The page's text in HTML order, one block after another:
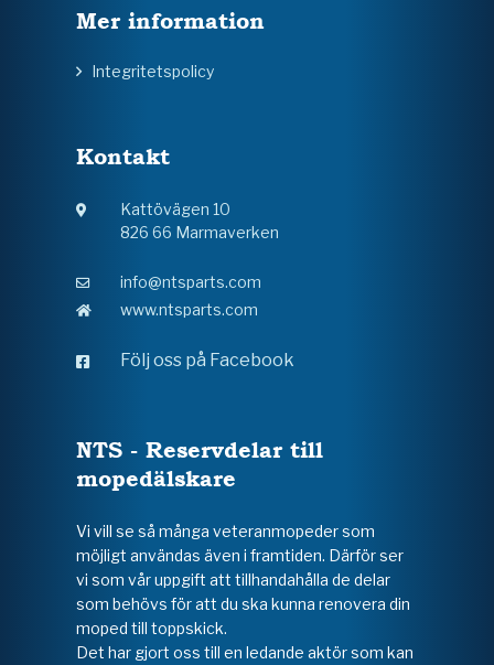
Mer information
Integritetspolicy
Kontakt
Kattövägen 10
826 66 Marmaverken
info@ntsparts.com
www.ntsparts.com
Följ oss på Facebook
NTS - Reservdelar till
mopedälskare
Vi vill se så många veteranmopeder som
möjligt användas även i framtiden. Därför ser
vi som vår uppgift att tillhandahålla de delar
som behövs för att du ska kunna renovera din
moped till toppskick.
Det har gjort oss till en ledande aktör som kan